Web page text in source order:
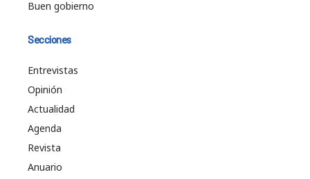
Buen gobierno
Secciones
Entrevistas
Opinión
Actualidad
Agenda
Revista
Anuario